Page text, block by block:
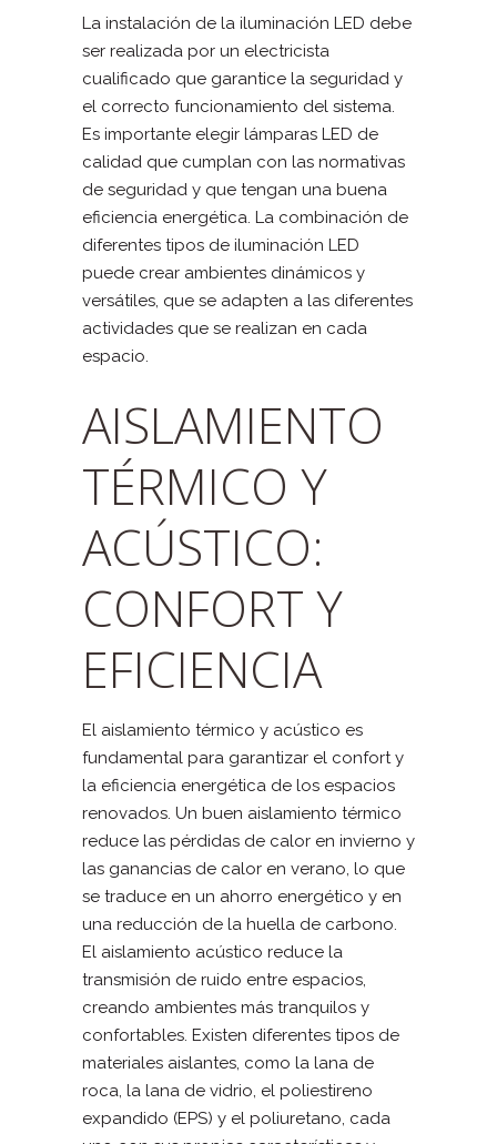
La instalación de la iluminación LED debe
ser realizada por un electricista
cualificado que garantice la seguridad y
el correcto funcionamiento del sistema.
Es importante elegir lámparas LED de
calidad que cumplan con las normativas
de seguridad y que tengan una buena
eficiencia energética. La combinación de
diferentes tipos de iluminación LED
puede crear ambientes dinámicos y
versátiles, que se adapten a las diferentes
actividades que se realizan en cada
espacio.
AISLAMIENTO
TÉRMICO Y
ACÚSTICO:
CONFORT Y
EFICIENCIA
El aislamiento térmico y acústico es
fundamental para garantizar el confort y
la eficiencia energética de los espacios
renovados. Un buen aislamiento térmico
reduce las pérdidas de calor en invierno y
las ganancias de calor en verano, lo que
se traduce en un ahorro energético y en
una reducción de la huella de carbono.
El aislamiento acústico reduce la
transmisión de ruido entre espacios,
creando ambientes más tranquilos y
confortables. Existen diferentes tipos de
materiales aislantes, como la lana de
roca, la lana de vidrio, el poliestireno
expandido (EPS) y el poliuretano, cada